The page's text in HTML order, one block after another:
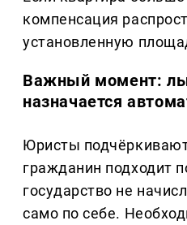
компенсация
установленную
Важный момент:
назначается
Юристы
гражданин подходит
государство не
само по себе.